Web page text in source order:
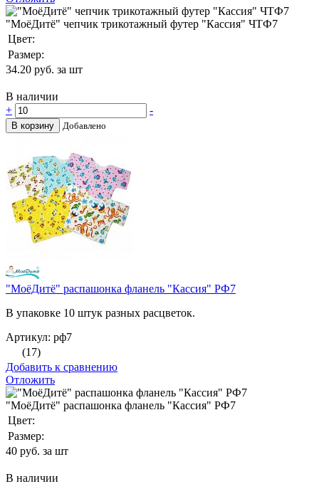
"МоёДитё" чепчик трикотажный футер "Кассия" ЧТФ7
Цвет:
Размер:
34.20 руб. за шт
В наличии
+
-
В корзину Добавлено
"МоёДитё" распашонка фланель "Кассия" РФ7
В упаковке 10 штук разных расцветок.
Артикул: рф7
(17)
Добавить к сравнению
Отложить
"МоёДитё" распашонка фланель "Кассия" РФ7
Цвет:
Размер:
40 руб. за шт
В наличии